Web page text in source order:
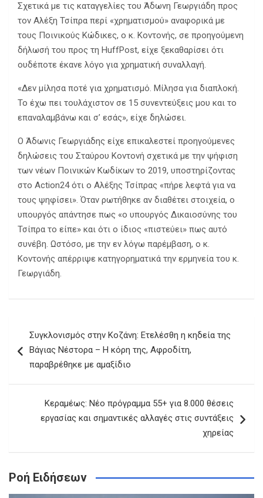
Σχετικά με τις καταγγελίες του Άδωνη Γεωργιάδη προς
τον Αλέξη Τσίπρα περί «χρηματισμού» αναφορικά με
τους Ποινικούς Κώδικες, ο κ. Κοντονής, σε προηγούμενη
δήλωσή του προς τη HuffPost, είχε ξεκαθαρίσει ότι
ουδέποτε έκανε λόγο για χρηματική συναλλαγή.
«Δεν μίλησα ποτέ για χρηματισμό. Μίλησα για διαπλοκή.
Το έχω πει τουλάχιστον σε 15 συνεντεύξεις μου και το
επαναλαμβάνω και σ’ εσάς», είχε δηλώσει.
Ο Άδωνις Γεωργιάδης είχε επικαλεστεί προηγούμενες
δηλώσεις του Σταύρου Κοντονή σχετικά με την ψήφιση
των νέων Ποινικών Κωδίκων το 2019, υποστηρίζοντας
στο Action24 ότι ο Αλέξης Τσίπρας «πήρε λεφτά για να
τους ψηφίσει». Όταν ρωτήθηκε αν διαθέτει στοιχεία, ο
υπουργός απάντησε πως «ο υπουργός Δικαιοσύνης του
Τσίπρα το είπε» και ότι ο ίδιος «πιστεύει» πως αυτό
συνέβη. Ωστόσο, με την εν λόγω παρέμβαση, ο κ.
Κοντονής απέρριψε κατηγορηματικά την ερμηνεία του κ.
Γεωργιάδη.
άρθρων
Συγκλονισμός στην Κοζάνη: Ετελέσθη η κηδεία της
Βάγιας Νέστορα – Η κόρη της, Αφροδίτη,
παραβρέθηκε με αμαξίδιο
Κεραμέως: Νέο πρόγραμμα 55+ για 8.000 θέσεις
εργασίας και σημαντικές αλλαγές στις συντάξεις
χηρείας
Ροή Ειδήσεων